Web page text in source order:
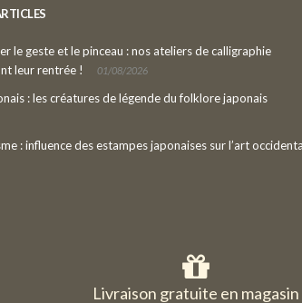
le geste et le pinceau : nos ateliers de calligraphie
leur rentrée !
01/08/2026
: les créatures de légende du folklore japonais
: influence des estampes japonaises sur l’art
Livraison gratuite en magasin